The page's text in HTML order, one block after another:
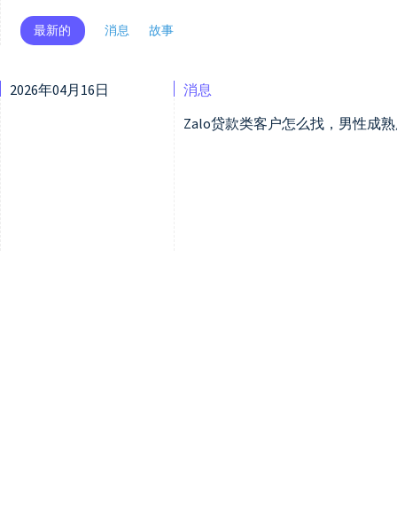
最新的 消息 故事
2026年04月16日
消息
Zalo贷款类客户怎么找，男性成